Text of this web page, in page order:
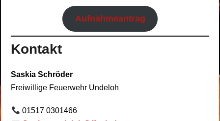
Aufnahmeantrag
Kontakt
Saskia Schröder
Freiwillige Feuerwehr Undeloh
01517 0301466